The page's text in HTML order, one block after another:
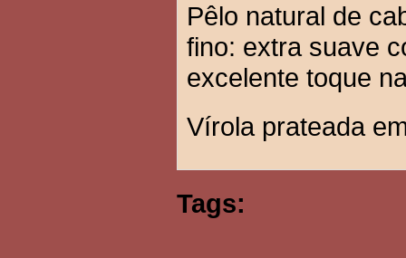
Pêlo natural de
fino: extra suave
excelente toque
Vírola prateada
Tags: